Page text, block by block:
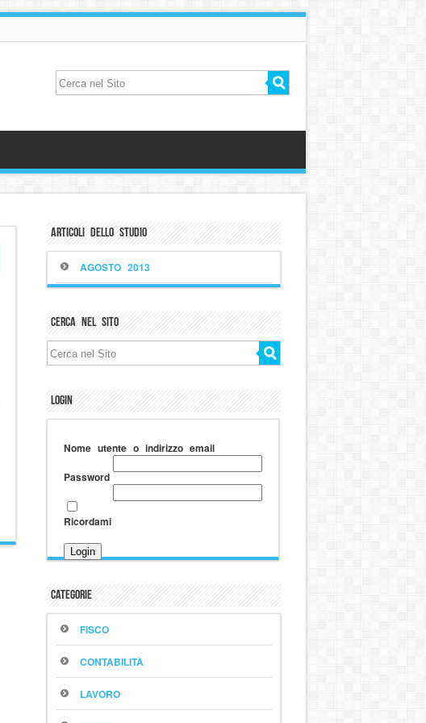
Articoli dello Studio
AGOSTO 2013
Cerca nel sito
Login
Nome utente o indirizzo email
Password
Ricordami
Categorie
FISCO
CONTABILITÀ
LAVORO